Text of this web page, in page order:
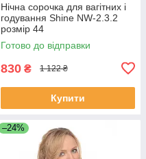
Нічна сорочка для вагітних і
годування Shine NW-2.3.2
розмір 44
Готово до відправки
830 ₴ 1 122 ₴
Купити
–24%